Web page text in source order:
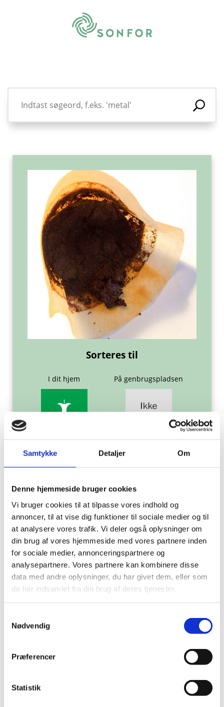
Samtykke Detaljer Om
Denne hjemmeside bruger cookies
Vi bruger cookies til at tilpasse vores indhold og
annoncer, til at vise dig funktioner til sociale medier og til
at analysere vores trafik. Vi deler også oplysninger om
din brug af vores hjemmeside med vores partnere inden
for sociale medier, annonceringspartnere og
analysepartnere. Vores partnere kan kombinere disse
data med andre oplysninger, du har givet dem, eller som
de har indsamlet fra din brug af deres tjenester.
Nødvendig
Præferencer
Statistik
Kaffefiltre, brugte
Hvor skal det hen?
Brugte kaffefiltre kan du aflevere i din beholder til
Madaffald. Du må gerne aflevere både filter og
kaffegrums – evt. rester af papir bliver siet fra på
biogasanlægget.
Hvad sker der med affaldet?
Dit madaffald bliver kørt til et biogasanlæg, hvor det
markerne.
Sorteres til
I dit hjem På genbrugspladsen